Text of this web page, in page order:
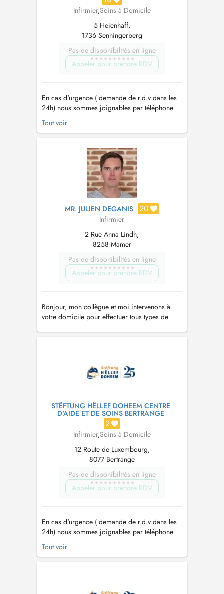
Infirmier,Soins à Domicile
5 Heienhaff,
1736 Senningerberg
Pas de disponibilités en ligne
Appeler pour prendre RDV
En cas d'urgence ( demande de r.d.v dans les
24h) nous sommes joignables par téléphone
24h/24 et 7j/7 au 40 20 80 6100. - Depuis
1999 le plus grand réseau d'aide et de soins à
joignable par téléphone 24h/24h au 40 20 80
6100 - Un service garanti 7 jours sur...
Tout voir
MR. JULIEN DEGANIS 20
Infirmier
2 Rue Anna Lindh,
8258 Mamer
Pas de disponibilités en ligne
Appeler pour prendre RDV
Bonjour, mon collègue et moi intervenons à
votre domicile pour effectuer tous types de
STËFTUNG HËLLEF DOHEEM CENTRE
D'AIDE ET DE SOINS BERTRANGE
2
Infirmier,Soins à Domicile
12 Route de Luxembourg,
8077 Bertrange
Pas de disponibilités en ligne
Appeler pour prendre RDV
En cas d'urgence ( demande de r.d.v dans les
24h) nous sommes joignables par téléphone
24h/24 et 7j/7 au 40 20 80 64 00. - Depuis
1999 le plus grand réseau d'aide et de soins à
Tout voir